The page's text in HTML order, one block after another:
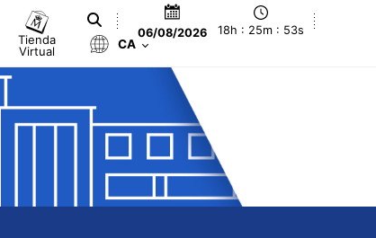
Tienda
Virtual
06/08/2026 18h : 25m : 54s
CA